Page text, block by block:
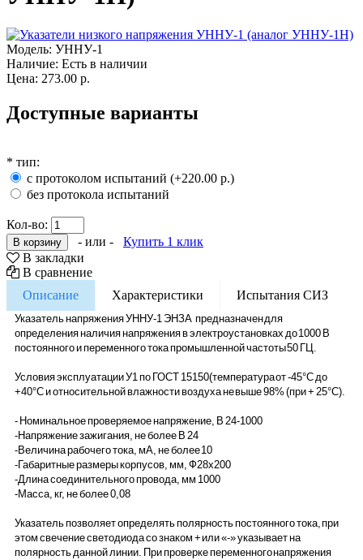
Модель: УННУ-1
Наличие: Есть в наличии
Цена: 273.00 р.
Доступные варианты
* тип:
с протоколом испытаний (+220.00 р.)
без протокола испытаний
Кол-во:
- или -
Купить 1 клик
В закладки
В сравнение
Описание
Характеристики Испытания СИЗ
Указатель напряжения УННУ-1 ЭНЗА предназначен для
определения наличия напряжения в электроустановках до 1000 В
постоянного и переменного тока промышленной частоты 50 ГЦ.
Условия эксплуатации У1 по ГОСТ 15150(температура от -45°С до
+40°С и относительной влажности воздуха не выше 98% (при + 25°С).
- Номинальное проверяемое напряжение, В 24-1000
-Напряжение зажигания, не более В 24
-Величина рабочего тока, мА, не более 10
-Габаритные размеры корпусов, мм, Ф28х200
-Длина соединительного провода, мм 1000
-Масса, кг, не более 0,08
Указатель позволяет определять полярность постоянного тока, при
этом свечение светодиода со знаком + или «-» указывает на
полярность данной линии. При проверке переменного напряжения